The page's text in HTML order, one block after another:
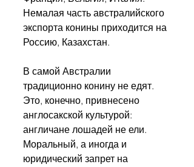
Немалая часть австралийского
экспорта конины приходится на
Россию, Казахстан.
В самой Австралии
традиционно конину не едят.
Это, конечно, привнесено
англосакской культурой:
англичане лошадей не ели.
Моральный, а иногда и
юридический запрет на